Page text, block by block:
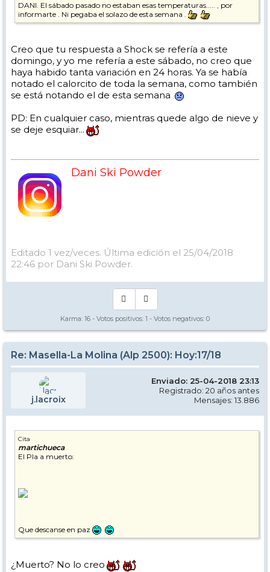
DANI. El sábado pasado no estaban esas temperaturas..... , por
informarte . Ni pegaba el solazo de esta semana .
Creo que tu respuesta a Shock se refería a este
domingo, y yo me refería a este sábado, no creo que
haya habido tanta variación en 24 horas. Ya se había
notado el calorcito de toda la semana, como también
se está notando el de esta semana
PD: En cualquier caso, mientras quede algo de nieve y
se deje esquiar...
Dani Ski Powder
Editado 1 vez/veces. Última edición el 25/04/2018
22:46 por Dani Ski Powder.
Karma: 16 - Votos positivos: 1 - Votos negativos: 0
Re: Masella-La Molina (Alp 2500): Hoy:17/18
j.lacroix
Enviado: 25-04-2018 23:13
Registrado: 20 años antes
Mensajes: 13.886
Cita
martichueca
El Pla a muerto:
Que descanse en paz
¿Muerto? No lo creo